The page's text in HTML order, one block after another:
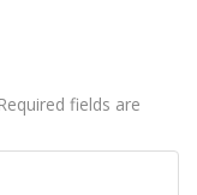
Required fields are